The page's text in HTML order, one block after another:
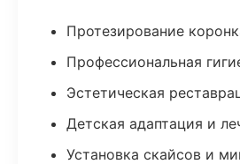
Протезирование
Профессиональная
Эстетическая
Детская адаптация и
Установка скайсов и